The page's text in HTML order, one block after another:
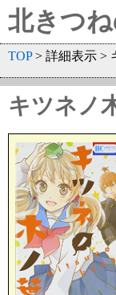
北きつ
TOP > 詳細表示 >
キツネノ